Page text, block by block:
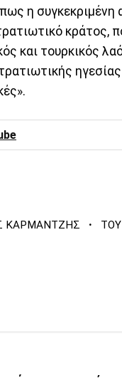
η συγκεκριμένη
κράτος,
και τουρκικός
ηγεσίας
ΚΑΡΜΑΝΤΖΗΣ ·